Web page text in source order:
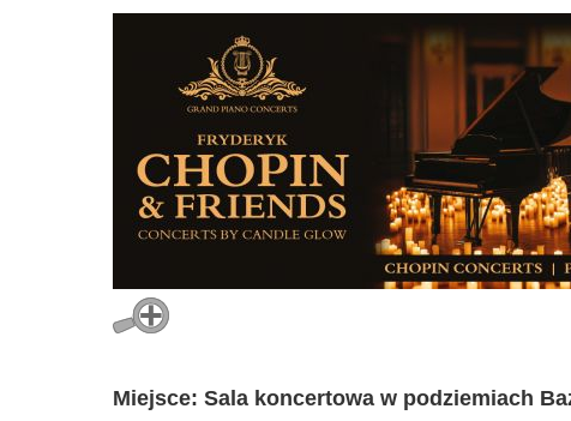
Miejsce: Sala koncertowa w podziemiach